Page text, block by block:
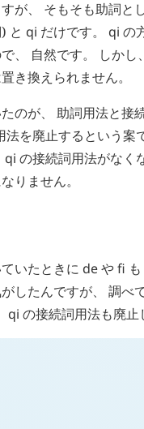
が、 そもそも助詞
と qi だけです。 qi の
、 自然です。 しかし
き換えられません。
のが、 助詞用法と接
法を廃止するという案
qi の接続詞用法がなく
りません。
いたときに deやfi も
したんですが、 調べ
qi の接続詞用法も廃